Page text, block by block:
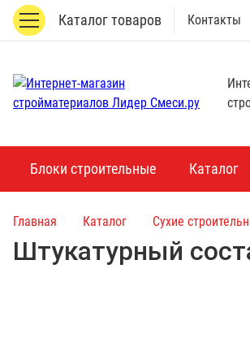
Каталог товаров Контакты
Блоки строительные Каталог
Главная Каталог Сухие
Штукатурный